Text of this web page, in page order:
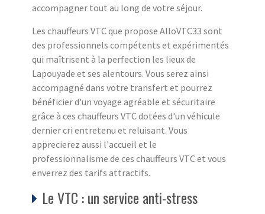
accompagner tout au long de votre séjour.
Les chauffeurs VTC que propose AlloVTC33 sont
des professionnels compétents et expérimentés
qui maîtrisent à la perfection les lieux de
Lapouyade et ses alentours. Vous serez ainsi
accompagné dans votre transfert et pourrez
bénéficier d'un voyage agréable et sécuritaire
grâce à ces chauffeurs VTC dotées d'un véhicule
dernier cri entretenu et reluisant. Vous
apprecierez aussi l'accueil et le
professionnalisme de ces chauffeurs VTC et vous
enverrez des tarifs attractifs.
Le VTC : un service anti-stress